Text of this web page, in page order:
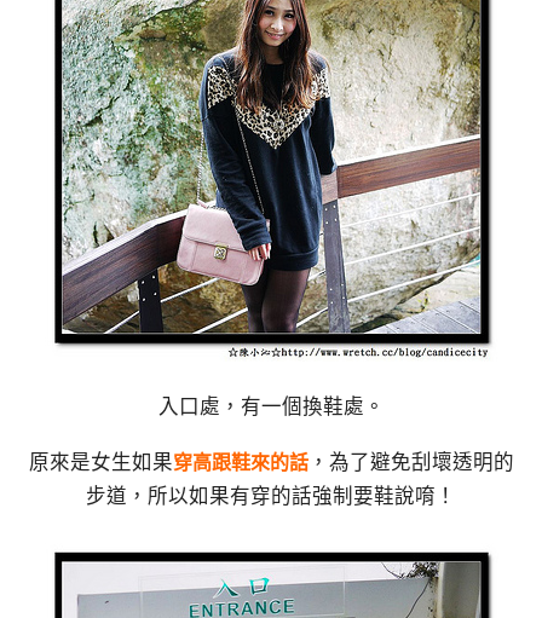
入口處，有一個換鞋處。
原來是女生如果穿高跟鞋來的話，為了避免刮壞透明的
步道，所以如果有穿的話強制要鞋說唷！